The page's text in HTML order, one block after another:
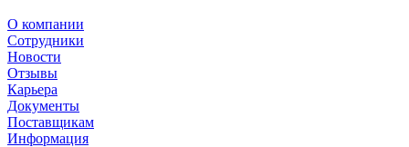
О компании
Сотрудники
Новости
Отзывы
Карьера
Документы
Поставщикам
Информация